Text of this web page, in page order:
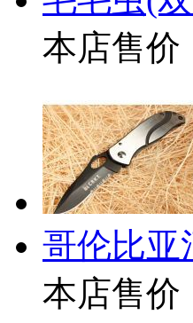
本店售价
哥伦比亚
本店售价